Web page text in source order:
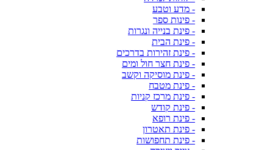
- מדע וטבע
- פינות ספר
- פינת בנייה ונגרות
- פינת הבית
- פינת זהירות בדרכים
- פינת חצר חול ומים
- פינת מוסיקה וקשב
- פינת מטבח
- פינת מרכז קניות
- פינת קודש
- פינת רופא
- פינת תאטרון
- פינת תחפושות